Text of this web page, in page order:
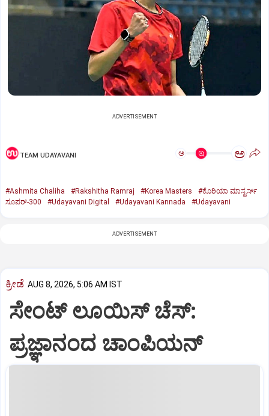
ADVERTISEMENT
TEAM UDAYAVANI ಅ ಅ
#Ashmita Chaliha #Rakshitha Ramraj #Korea Masters
#ಕೊರಿಯಾ ಮಾಸ್ಟರ್ಸ್‌
ಸೂಪರ್‌-300
#Udayavani Digital #Udayavani Kannada #Udayavani
ADVERTISEMENT
ಕ್ರೀಡೆ AUG 8, 2026, 5:06 AM IST
ಸೇಂಟ್‌ ಲೂಯಿಸ್‌ ಚೆಸ್‌:
ಪ್ರಜ್ಞಾನಂದ ಚಾಂಪಿಯನ್‌